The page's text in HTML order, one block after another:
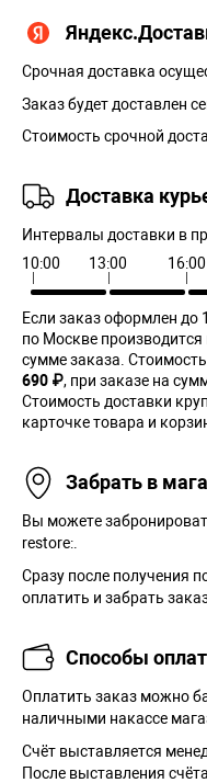
Срочная доставка
Заказ будет доставлен
Стоимость срочной
Доставка
Интервалы доставки в
10:00
13:00 16:00
Если заказ оформлен до
по Москве
сумме заказа.
690 ₽, при заказе на
Стоимость доставки
карточке товара и
Забрать в
Вы можете
restore:.
Сразу после получения
оплатить и забрать
Способы
Оплатить заказ можно
наличными накассе
Cчёт выставляется
После выставления